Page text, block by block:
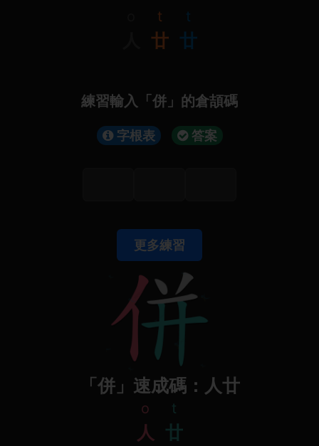
t
廿
t
廿
練習輸入「併」的倉頡碼
字根表 答案
更多練習
「併」速成碼：人廿
o
人
t
廿